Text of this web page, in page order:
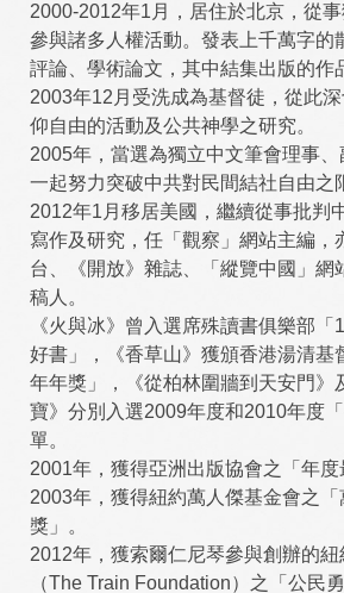
2000-2012年1月，居住於北京，從
參與諸多人權活動。發表上千萬字的
評論、學術論文，其中結集出版的作
2003年12月受洗成為基督徒，從此
仰自由的活動及公共神學之研究。
2005年，當選為獨立中文筆會理事
一起努力突破中共對民間結社自由之
2012年1月移居美國，繼續從事批判
寫作及研究，任「觀察」網站主編，
台、《開放》雜誌、「縱覽中國」網
稿人。
《火與冰》曾入選席殊讀書俱樂部
好書」，《香草山》獲頒香港湯清基
年年獎」，《從柏林圍牆到天安門》
寶》分別入選2009年度和2010年度
單。
2001年，獲得亞洲出版協會之「年度
2003年，獲得紐約萬人傑基金會之「
獎」。
2012年，獲索爾仁尼琴參與創辦的
（The Train Foundation）之「公民